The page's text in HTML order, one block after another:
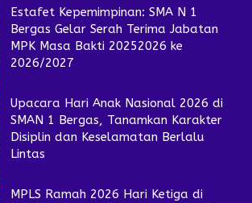
Estafet Kepemimpinan: SMA N 1
Bergas Gelar Serah Terima Jabatan
MPK Masa Bakti 20252026 ke
2026/2027
Upacara Hari Anak Nasional 2026 di
SMAN 1 Bergas, Tanamkan Karakter
Disiplin dan Keselamatan Berlalu
Lintas
MPLS Ramah 2026 Hari Ketiga di